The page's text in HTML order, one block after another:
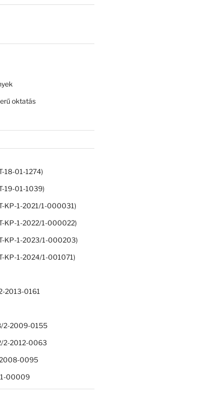
oktatás
18-01-1274)
19-01-1039)
KP-1-2021/1-000031)
KP-1-2022/1-000022)
KP-1-2023/1-000203)
KP-1-2024/1-001071)
2013-0161
2-2009-0155
2-2012-0063
2008-0095
00009